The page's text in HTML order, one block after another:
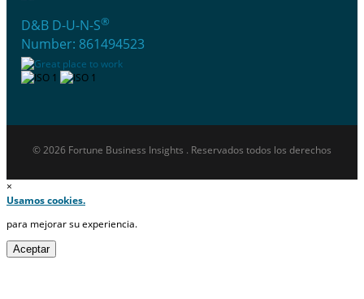
D&B D-U-N-S®
Number: 861494523
© 2026 Fortune Business Insights . Reservados todos los derechos
×
Usamos cookies.
para mejorar su experiencia.
Aceptar